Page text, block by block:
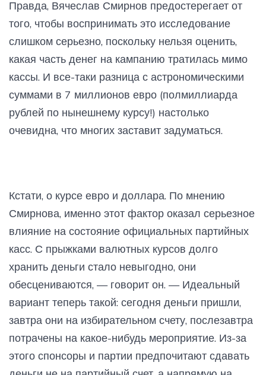
Правда, Вячеслав Смирнов предостерегает от
того, чтобы воспринимать это исследование
слишком серьезно, поскольку нельзя оценить,
какая часть денег на кампанию тратилась мимо
кассы. И все-таки разница с астрономическими
суммами в 7 миллионов евро (полмиллиарда
рублей по нынешнему курсу!) настолько
очевидна, что многих заставит задуматься.
Кстати, о курсе евро и доллара. По мнению
Смирнова, именно этот фактор оказал серьезное
влияние на состояние официальных партийных
касс. С прыжками валютных курсов долго
хранить деньги стало невыгодно, они
обесцениваются, — говорит он. — Идеальный
вариант теперь такой: сегодня деньги пришли,
завтра они на избирательном счету, послезавтра
потрачены на какое-нибудь мероприятие. Из-за
этого спонсоры и партии предпочитают сдавать